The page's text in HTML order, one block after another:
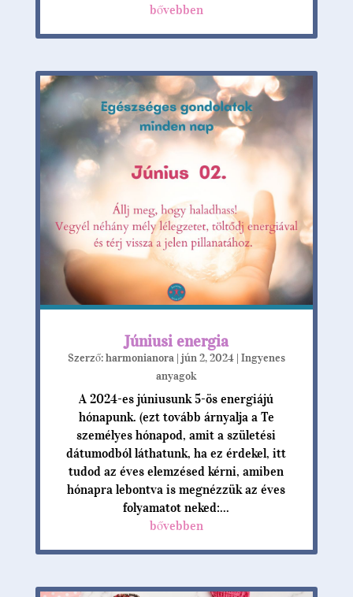
bővebben
Júniusi energia
Szerző:harmonianora| jún 2, 2024| Ingyenes
anyagok
A 2024-es júniusunk 5-ös energiájú
hónapunk. (ezt tovább árnyalja a Te
személyes hónapod, amit a születési
dátumodból láthatunk, ha ez érdekel, itt
tudod az éves elemzésed kérni, amiben
hónapra lebontva is megnézzük az éves
folyamatot neked:...
bővebben